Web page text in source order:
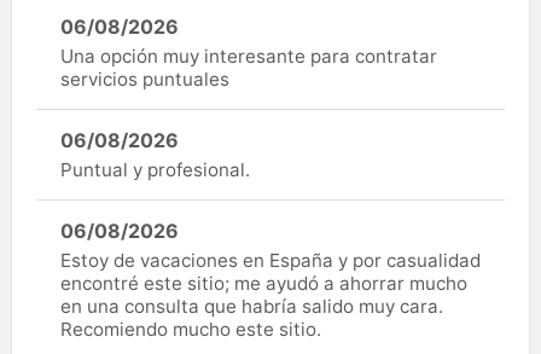
06/08/2026
Una opción muy interesante para contratar
servicios puntuales
06/08/2026
Puntual y profesional.
06/08/2026
Estoy de vacaciones en España y por casualidad
encontré este sitio; me ayudó a ahorrar mucho
en una consulta que habría salido muy cara.
Recomiendo mucho este sitio.